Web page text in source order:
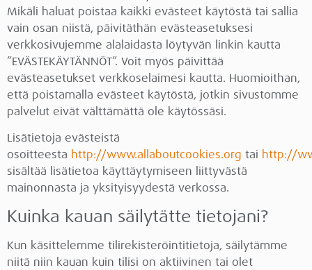
Mikäli haluat poistaa kaikki evästeet käytöstä tai sallia
vain osan niistä, päivitäthän evästeasetuksesi
verkkosivujemme alalaidasta löytyvän linkin kautta
”EVÄSTEKÄYTÄNNÖT”. Voit myös päivittää
evästeasetukset verkkoselaimesi kautta. Huomioithan,
että poistamalla evästeet käytöstä, jotkin sivustomme
palvelut eivät välttämättä ole käytössäsi.
Lisätietoja evästeistä
osoitteesta http://www.allaboutcookies.org tai http://
sisältää lisätietoa käyttäytymiseen liittyvästä
mainonnasta ja yksityisyydestä verkossa.
Kuinka kauan säilytätte tietojani?
Kun käsittelemme tilirekisteröintitietoja, säilytämme
niitä niin kauan kuin tilisi on aktiivinen tai olet